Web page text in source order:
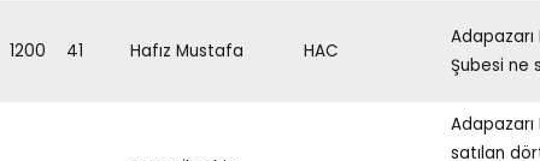
1200 41 Hafız Mustafa HAC
Adapazarı
Şubesi ne
satılan